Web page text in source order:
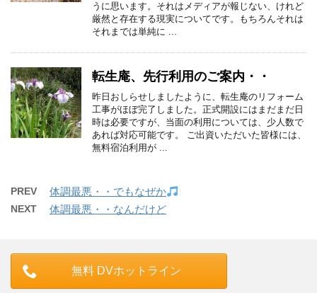
うに思います。それはメディアが報じない、けれど
厳然と存在する現実についてです。もちろんそれは
それまでは単純に ...
転生庵、先行利用のご案内・・
昨日おしらせしましたように、転生庵のリフォーム
工事がほぼ完了しました。正式開設にはまだまだ日
時は必要ですが、当面の利用については、少人数で
あれば対応可能です。 ご出資いただいた皆様には、
無料宿泊利用が ...
PREV 体調最悪・・でもなぜか
NEXT 体調最悪・・なんだけど
無料 DVホットライン